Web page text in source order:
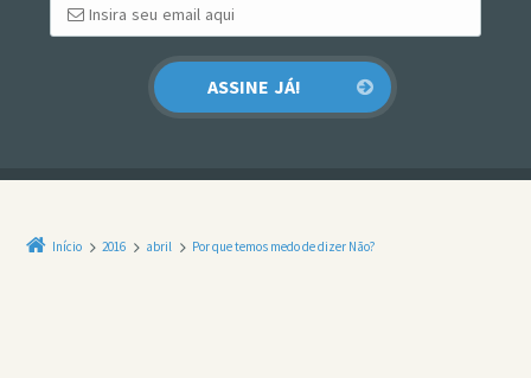
Início 2016 abril Por que temos medo de dizer Não?